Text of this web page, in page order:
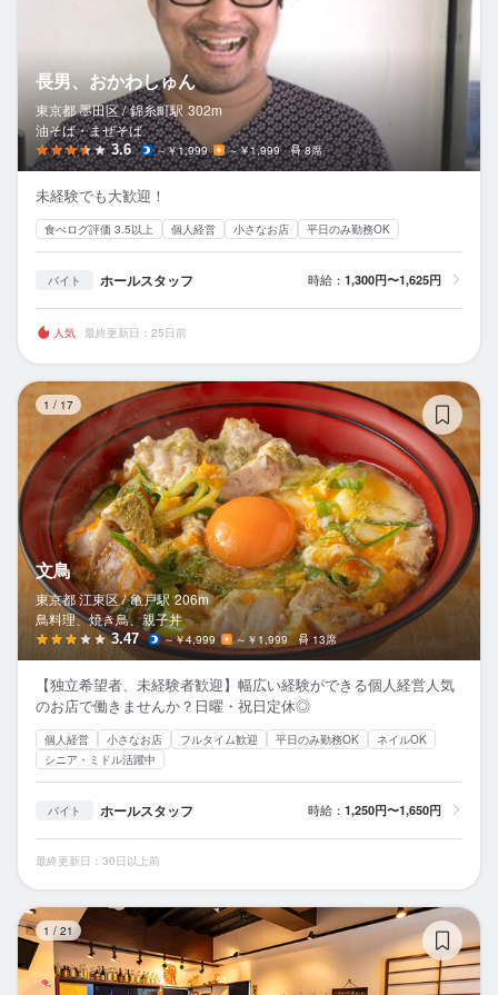
長男、おかわしゅん
東京都 墨田区 / 錦糸町駅 302m
油そば・まぜそば
3.6 ～￥1,999 ～￥1,999 8席
未経験でも大歓迎！
食べログ評価 3.5以上 個人経営 小さなお店 平日のみ勤務OK
バイト ホールスタッフ 時給： 1,300円〜1,625円
人気 最終更新日：25日前
1 / 17
文鳥
東京都 江東区 / 亀戸駅 206m
鳥料理、焼き鳥、親子丼
3.47 ～￥4,999 ～￥1,999 13席
【独立希望者、未経験者歓迎】幅広い経験ができる個人経営人気
のお店で働きませんか？日曜・祝日定休◎
個人経営 小さなお店 フルタイム歓迎 平日のみ勤務OK
ネイルOK
シニア・ミドル活躍中
バイト ホールスタッフ 時給： 1,250円〜1,650円
最終更新日：30日以上前
1 / 21